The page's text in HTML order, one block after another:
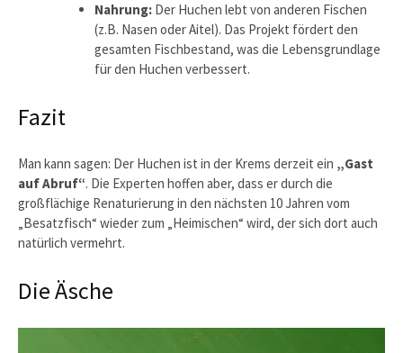
Nahrung: Der Huchen lebt von anderen Fischen
(z.B. Nasen oder Aitel). Das Projekt fördert den
gesamten Fischbestand, was die Lebensgrundlage
für den Huchen verbessert.
Fazit
Man kann sagen: Der Huchen ist in der Krems derzeit ein „Gast
auf Abruf“. Die Experten hoffen aber, dass er durch die
großflächige Renaturierung in den nächsten 10 Jahren vom
„Besatzfisch“ wieder zum „Heimischen“ wird, der sich dort auch
natürlich vermehrt.
Die Äsche